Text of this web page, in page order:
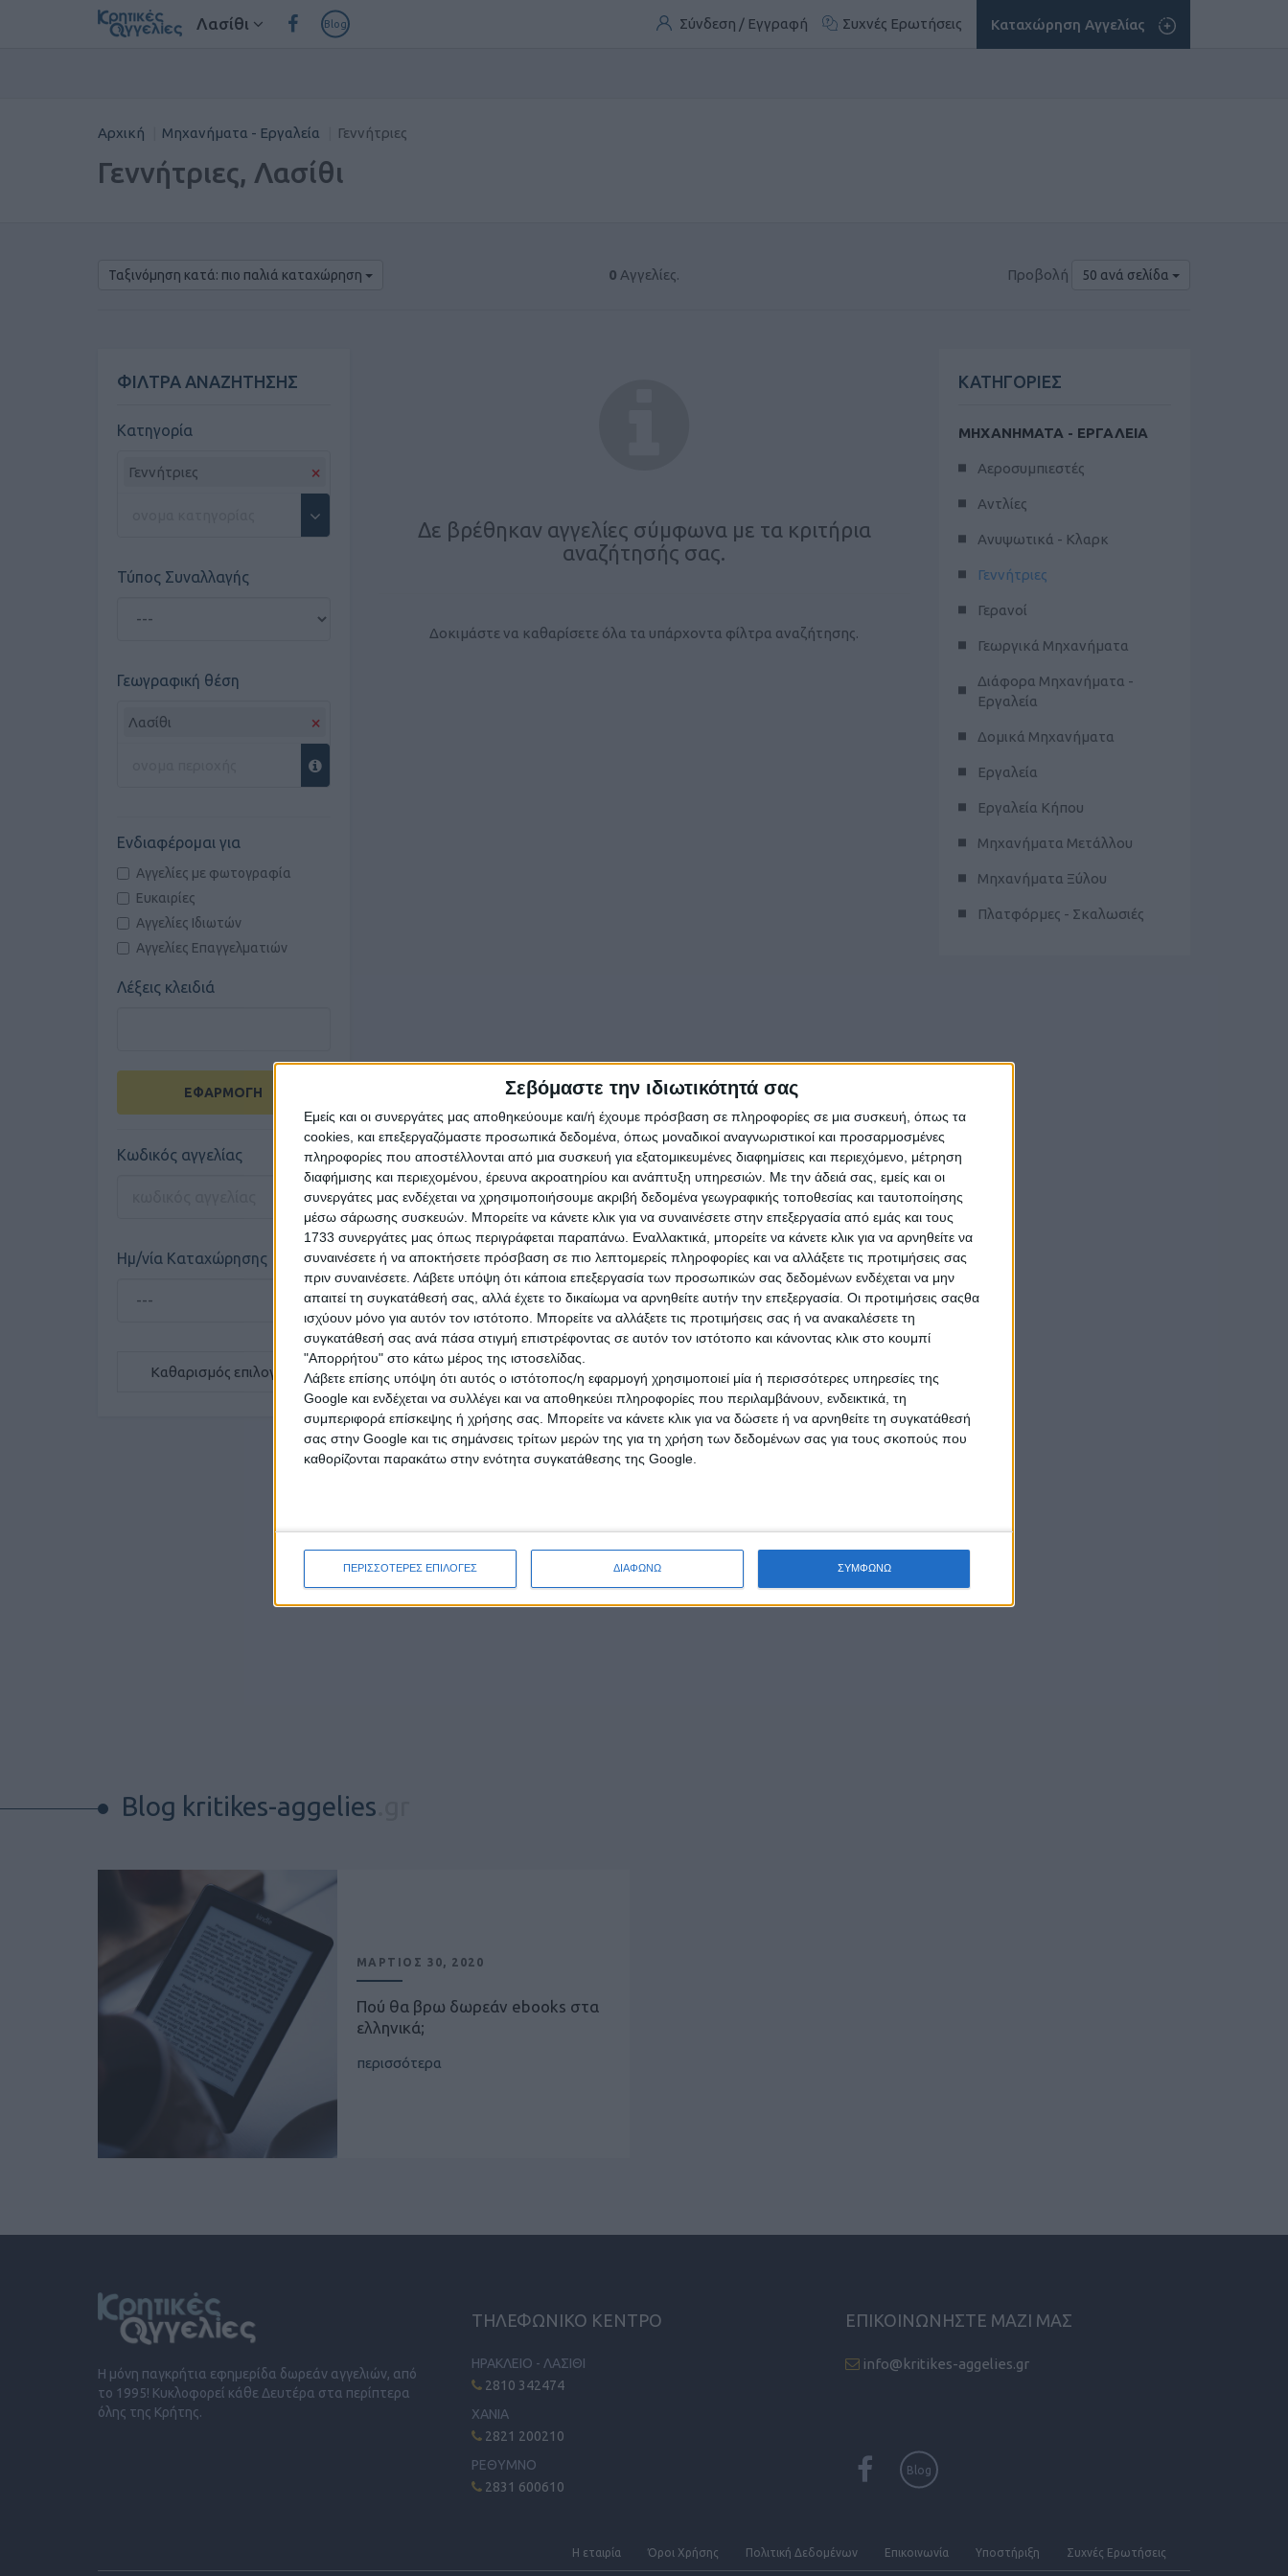
Σεβόμαστε την ιδιωτικότητά σας
Εμείς και οι συνεργάτες μας αποθηκεύουμε και/ή έχουμε πρόσβαση σε πληροφορίες σε μια συσκευή, όπως τα
cookies, και επεξεργαζόμαστε προσωπικά δεδομένα, όπως μοναδικοί αναγνωριστικοί και προσαρμοσμένες
πληροφορίες που αποστέλλονται από μια συσκευή για εξατομικευμένες διαφημίσεις και περιεχόμενο, μέτρηση
διαφήμισης και περιεχομένου, έρευνα ακροατηρίου και ανάπτυξη υπηρεσιών. Με την άδειά σας, εμείς και οι
συνεργάτες μας ενδέχεται να χρησιμοποιήσουμε ακριβή δεδομένα γεωγραφικής τοποθεσίας και ταυτοποίησης
μέσω σάρωσης συσκευών. Μπορείτε να κάνετε κλικ για να συναινέσετε στην επεξεργασία από εμάς και τους
1733 συνεργάτες μας όπως περιγράφεται παραπάνω. Εναλλακτικά, μπορείτε να κάνετε κλικ για να αρνηθείτε να
συναινέσετε ή να αποκτήσετε πρόσβαση σε πιο λεπτομερείς πληροφορίες και να αλλάξετε τις προτιμήσεις σας
πριν συναινέσετε. Λάβετε υπόψη ότι κάποια επεξεργασία των προσωπικών σας δεδομένων ενδέχεται να μην
απαιτεί τη συγκατάθεσή σας, αλλά έχετε το δικαίωμα να αρνηθείτε αυτήν την επεξεργασία. Οι προτιμήσεις σαςθα
ισχύουν μόνο για αυτόν τον ιστότοπο. Μπορείτε να αλλάξετε τις προτιμήσεις σας ή να ανακαλέσετε τη
συγκατάθεσή σας ανά πάσα στιγμή επιστρέφοντας σε αυτόν τον ιστότοπο και κάνοντας κλικ στο κουμπί
"Απορρήτου" στο κάτω μέρος της ιστοσελίδας.
Λάβετε επίσης υπόψη ότι αυτός ο ιστότοπος/η εφαρμογή χρησιμοποιεί μία ή περισσότερες υπηρεσίες της
Google και ενδέχεται να συλλέγει και να αποθηκεύει πληροφορίες που περιλαμβάνουν, ενδεικτικά, τη
συμπεριφορά επίσκεψης ή χρήσης σας. Μπορείτε να κάνετε κλικ για να δώσετε ή να αρνηθείτε τη συγκατάθεσή
σας στην Google και τις σημάνσεις τρίτων μερών της για τη χρήση των δεδομένων σας για τους σκοπούς που
καθορίζονται παρακάτω στην ενότητα συγκατάθεσης της Google.
ΠΕΡΙΣΣΟΤΕΡΕΣ ΕΠΙΛΟΓΕΣ ΔΙΑΦΩΝΩ ΣΥΜΦΩΝΩ
Λασίθι Blog Σύνδεση / Εγγραφή Συχνές Ερωτήσεις Καταχώρηση Αγγελίας
Αρχική Μηχανήματα - Εργαλεία Γεννήτριες
Γεννήτριες, Λασίθι
Ταξινόμηση κατά: πιο παλιά καταχώρηση 0 Αγγελίες. Προβολή 50 ανά σελίδα
ΦΙΛΤΡΑ ΑΝΑΖΗΤΗΣΗΣ
Κατηγορία
Γεννήτριες ×
Τύπος Συναλλαγής
Γεωγραφική θέση
Λασίθι ×
Ενδιαφέρομαι για
Αγγελίες με φωτογραφία
Ευκαιρίες
Αγγελίες Ιδιωτών
Αγγελίες Επαγγελματιών
Λέξεις κλειδιά
ΕΦΑΡΜΟΓΗ
Κωδικός αγγελίας
Ημ/νία Καταχώρησης
Καθαρισμός επιλογών
Δε βρέθηκαν αγγελίες σύμφωνα με τα κριτήρια
αναζήτησής σας.
Δοκιμάστε να καθαρίσετε όλα τα υπάρχοντα φίλτρα αναζήτησης.
ΚΑΤΗΓΟΡΙΕΣ
ΜΗΧΑΝΗΜΑΤΑ - ΕΡΓΑΛΕΙΑ
Αεροσυμπιεστές
Αντλίες
Ανυψωτικά - Κλαρκ
Γεννήτριες
Γερανοί
Γεωργικά Μηχανήματα
Διάφορα Μηχανήματα -
Εργαλεία
Δομικά Μηχανήματα
Εργαλεία
Εργαλεία Κήπου
Μηχανήματα Μετάλλου
Μηχανήματα Ξύλου
Πλατφόρμες - Σκαλωσιές
Blog kritikes-aggelies
ΜΑΡΤΙΟΣ 30, 2020
Πού θα βρω δωρεάν ebooks στα
ελληνικά;
περισσότερα
Η μόνη παγκρήτια εφημερίδα δωρεάν αγγελιών, από
το 1995! Κυκλοφορεί κάθε Δευτέρα στα περίπτερα
όλης της Κρήτης.
ΤΗΛΕΦΩΝΙΚΟ ΚΕΝΤΡΟ
ΗΡΑΚΛΕΙΟ - ΛΑΣΙΘΙ
2810 342474
ΧΑΝΙΑ
2821 200210
ΡΕΘΥΜΝΟ
2831 600610
ΕΠΙΚΟΙΝΩΝΗΣΤΕ ΜΑΖΙ ΜΑΣ
info@kritikes-aggelies.gr
Blog
Η εταιρία Όροι Xρήσης Πολιτική Δεδομένων Επικοινωνία Υποστήριξη Συχνές Eρωτήσεις